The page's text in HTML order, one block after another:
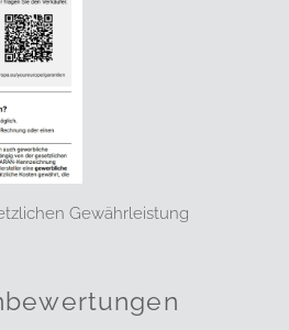
Gewährleistung